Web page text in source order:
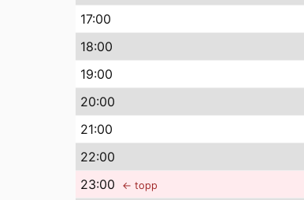
17:00
18:00
19:00
20:00
21:00
22:00
23:00 ← topp